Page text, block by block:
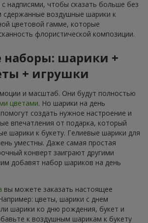
надписями, чтобы сказать больше без
сдержанные воздушные шарики к
цветовой гамме, которые
флористической композиции.
наборы: шарики +
+ игрушки
и масштаб. Они будут полностью
цветами. Но шарики на день
создать нужное настроение и
впечатления от подарка, который
шарики к букету. Гелиевые шарики для
уместны. Даже самая простая
конверт заиграют другими
добавят набор шариков на день
вы можете заказать настоящее
цветы, шарики с днем
шарики ко дню рождения, букет и
к воздушным шарикам к букету